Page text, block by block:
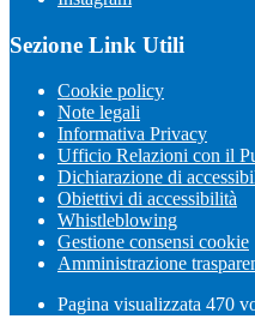
Sezione Link Utili
Cookie policy
Note legali
Informativa Privacy
Ufficio Relazioni con il
Dichiarazione di
Obiettivi di accessibilità
Whistleblowing
Gestione consensi cookie
Amministrazione
Pagina visualizzata 470